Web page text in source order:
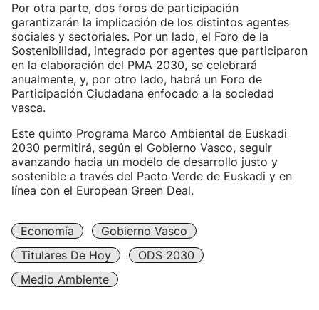
Por otra parte, dos foros de participación
garantizarán la implicación de los distintos agentes
sociales y sectoriales. Por un lado, el Foro de la
Sostenibilidad, integrado por agentes que participaron
en la elaboración del PMA 2030, se celebrará
anualmente, y, por otro lado, habrá un Foro de
Participación Ciudadana enfocado a la sociedad
vasca.
Este quinto Programa Marco Ambiental de Euskadi
2030 permitirá, según el Gobierno Vasco, seguir
avanzando hacia un modelo de desarrollo justo y
sostenible a través del Pacto Verde de Euskadi y en
línea con el European Green Deal.
Economía
Gobierno Vasco
Titulares De Hoy
ODS 2030
Medio Ambiente